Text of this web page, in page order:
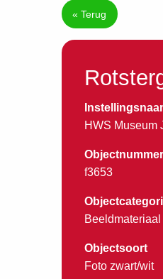
« Terug
HWS Museum
Objectnummer
f3653
Beeldmateriaal
Objectsoort
Foto zwart/wit